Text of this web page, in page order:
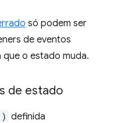
só podem ser
de eventos
que o estado muda.
de estado
definida